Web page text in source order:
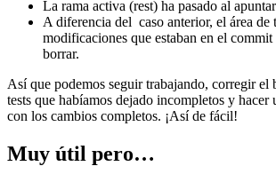
La rama activa (rest) ha pasado al
A diferencia del caso anterior, el área de
modificaciones que estaban en el commit
borrar.
Así que podemos seguir trabajando, corregir el
tests que habíamos dejado incompletos y
con los cambios completos. ¡Así de fácil!
Muy útil pero…